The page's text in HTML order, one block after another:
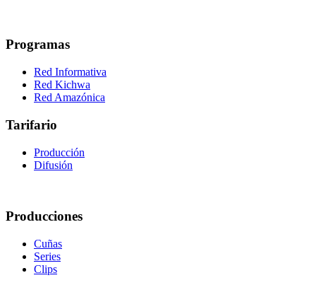
Programas
Red Informativa
Red Kichwa
Red Amazónica
Tarifario
Producción
Difusión
Producciones
Cuñas
Series
Clips